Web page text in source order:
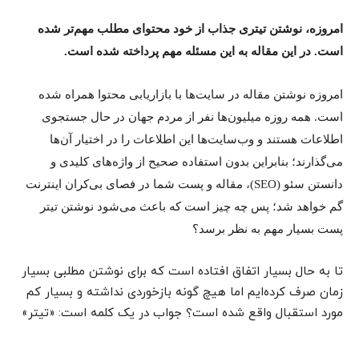
امروزه، نوشتن تیتری جذاب از خود محتوای مطلب مهم‌تر شده
است. در این مقاله به این مسئله مهم پرداخته شده است.
امروزه نوشتن مقاله در سایت‌ها با بازاریابی محتوا همراه شده
است. همه روزه میلیون‌ها نفر از مردم جهان در حال جستجوی
اطلاعات هستند و وب‌سایت‌ها این اطلاعات را در اختیار آن‌ها
می‌گذارند؛ بنابراین بدون استفاده صحیح از واژه‌های کلیدی و
دانستن سئو (SEO)، مقاله و پست شما در فصای بی‌کران اینترنت
گم خواهد‌ شد؛ پس چه چیز است که باعث می‌شود نوشتن تیتر
پست بسیار مهم به نظر برسد؟
تا به حال بسیار اتفاق افتاده است که برای نوشتن مطلبی بسیار
زمان صرف کرده‌ایم اما هیچ گونه باز‌خوردی نداشته و بسیار کم
مورد استقبال واقع شده است؟ جواب در یک کلمه است: «تیتر»